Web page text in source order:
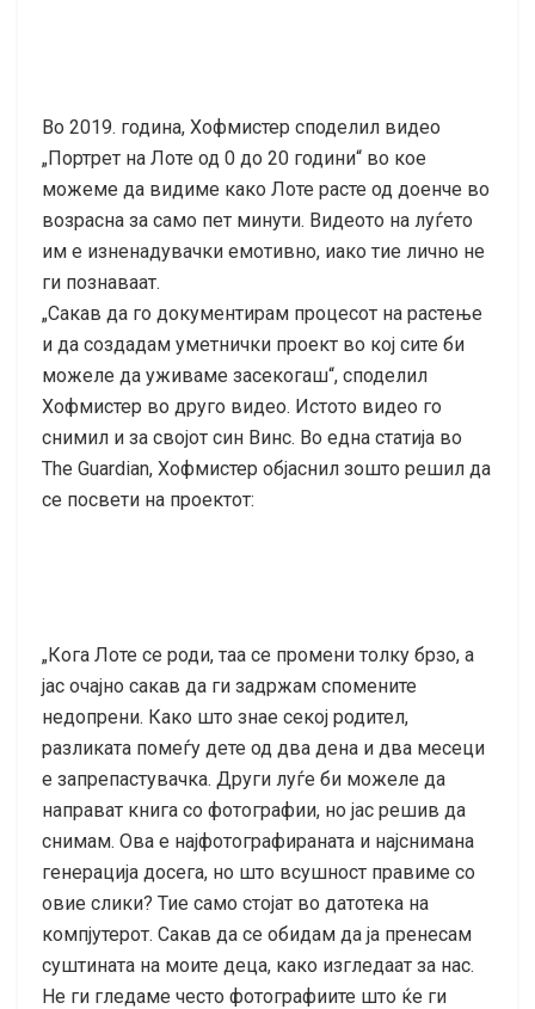
Во 2019. година, Хофмистер споделил видео
„Портрет на Лоте од 0 до 20 години“ во кое
можеме да видиме како Лоте расте од доенче во
возрасна за само пет минути. Видеото на луѓето
им е изненадувачки емотивно, иако тие лично не
ги познаваат.
„Сакав да го документирам процесот на растење
и да создадам уметнички проект во кој сите би
можеле да уживаме засекогаш“, споделил
Хофмистер во друго видео. Истото видео го
снимил и за својот син Винс. Во една статија во
The Guardian, Хофмистер објаснил зошто решил да
се посвети на проектот:
„Кога Лоте се роди, таа се промени толку брзо, а
јас очајно сакав да ги задржам спомените
недопрени. Како што знае секој родител,
разликата помеѓу дете од два дена и два месеци
е запрепастувачка. Други луѓе би можеле да
направат книга со фотографии, но јас решив да
снимам. Ова е најфотографираната и најснимана
генерација досега, но што всушност правиме со
овие слики? Тие само стојат во датотека на
компјутерот. Сакав да се обидам да ја пренесам
суштината на моите деца, како изгледаат за нас.
Не ги гледаме често фотографиите што ќе ги